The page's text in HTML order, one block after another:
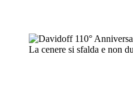
La cenere si sfalda e non